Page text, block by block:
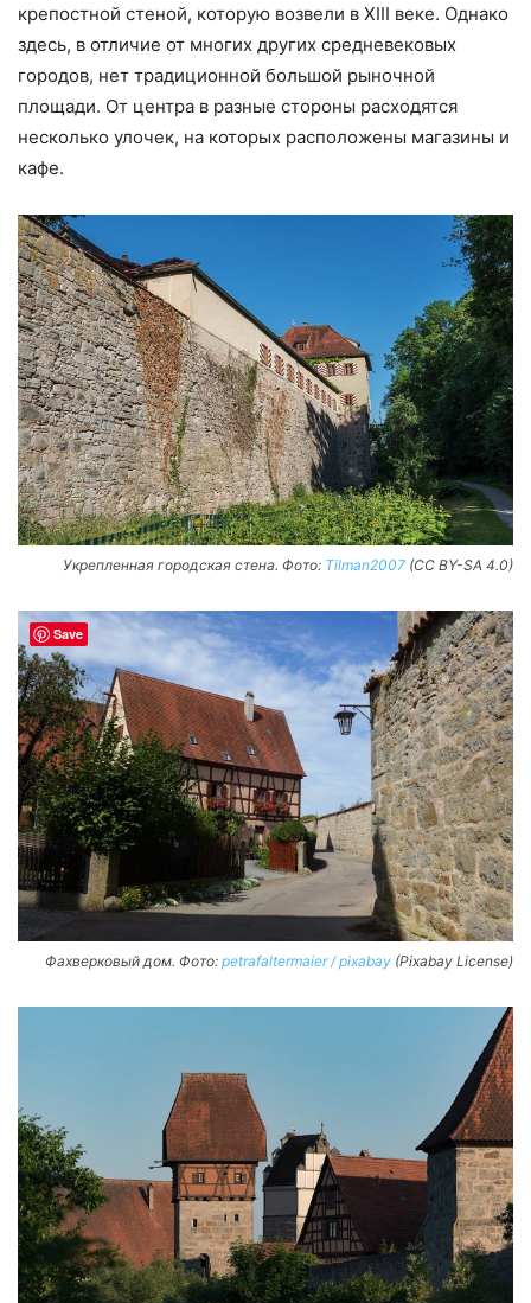
крепостной стеной, которую возвели в XIII веке. Однако
здесь, в отличие от многих других средневековых
городов, нет традиционной большой рыночной
площади. От центра в разные стороны расходятся
несколько улочек, на которых расположены магазины и
кафе.
Укрепленная городская стена. Фото: Tilman2007 (CC BY-SA 4.0)
Фахверковый дом. Фото: petrafaltermaier / pixabay (Pixabay License)
Save